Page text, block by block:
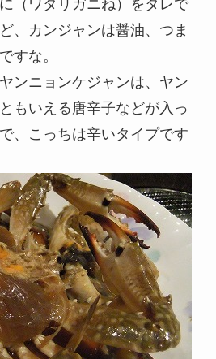
（ワタリガニね）をタレで
、カンジャンは醤油、つま
すな。
ンニョンケジャンは、ヤン
もいえる唐辛子などが入っ
、こっちは辛いタイプです